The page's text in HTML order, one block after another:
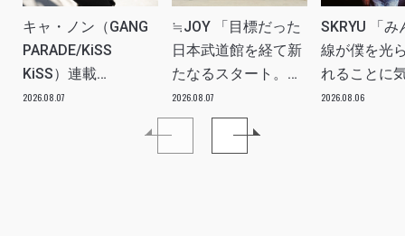
キャ・ノン（GANG
PARADE/KiSS
KiSS）連載
vol.113「読者からの
質問”のんちゃんはラ
2026.08.07
≒JOY 「目標だった
日本武道館を経て新
たなるスタート。
≒JOYにしかない魅
力を磨いていきた
2026.08.07
SKRYU 「み
線が僕を光
れることに
た」
2026.08.06